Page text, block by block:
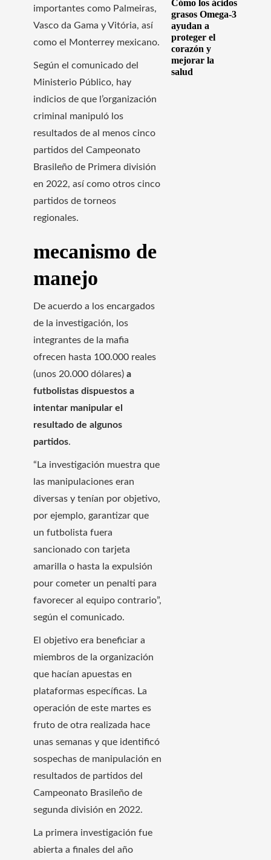
importantes como Palmeiras,
Vasco da Gama y Vitória, así
como el Monterrey mexicano.
Según el comunicado del
Ministerio Público, hay
indicios de que l’organización
criminal manipuló los
resultados de al menos cinco
partidos del Campeonato
Brasileño de Primera división
en 2022, así como otros cinco
partidos de torneos
regionales.
mecanismo de
manejo
De acuerdo a los encargados
de la investigación, los
integrantes de la mafia
ofrecen hasta 100.000 reales
(unos 20.000 dólares) a
futbolistas dispuestos a
intentar manipular el
resultado de algunos
partidos.
“La investigación muestra que
las manipulaciones eran
diversas y tenían por objetivo,
por ejemplo, garantizar que
un futbolista fuera
sancionado con tarjeta
amarilla o hasta la expulsión
pour cometer un penalti para
favorecer al equipo contrario”,
según el comunicado.
El objetivo era beneficiar a
miembros de la organización
que hacían apuestas en
plataformas específicas. La
operación de este martes es
fruto de otra realizada hace
unas semanas y que identificó
sospechas de manipulación en
resultados de partidos del
Campeonato Brasileño de
segunda división en 2022.
La primera investigación fue
abierta a finales del año
Cómo los ácidos
grasos Omega-3
ayudan a
proteger el
corazón y
mejorar la
salud